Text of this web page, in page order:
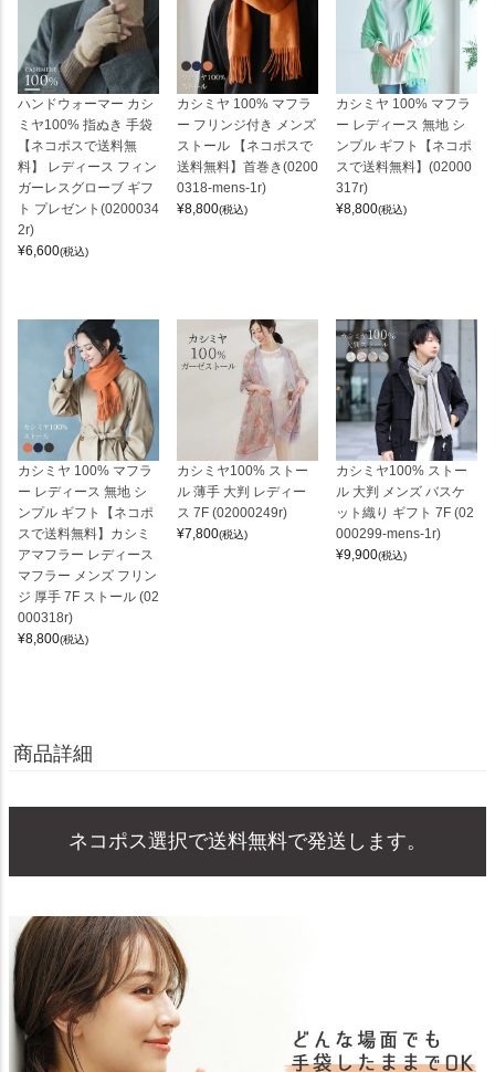
ハンドウォーマー カシ
ミヤ100% 指ぬき 手袋
【ネコポスで送料無
料】 レディース フィン
ガーレスグローブ ギフ
ト プレゼント(0200034
2r)
¥6,600(税込)
カシミヤ 100% マフラ
ー フリンジ付き メンズ
ストール 【ネコポスで
送料無料】首巻き(0200
0318-mens-1r)
¥8,800(税込)
カシミヤ 100% マフラ
ー レディース 無地 シ
ンプル ギフト【ネコポ
スで送料無料】(02000
317r)
¥8,800(税込)
カシミヤ 100% マフラ
ー レディース 無地 シ
ンプル ギフト【ネコポ
スで送料無料】カシミ
アマフラー レディース
マフラー メンズ フリン
ジ 厚手 7F ストール (02
000318r)
¥8,800(税込)
カシミヤ100% ストー
ル 薄手 大判 レディー
ス 7F (02000249r)
¥7,800(税込)
カシミヤ100% ストー
ル 大判 メンズ バスケ
ット織り ギフト 7F (02
000299-mens-1r)
¥9,900(税込)
商品詳細
ネコポス選択で送料無料で発送します。